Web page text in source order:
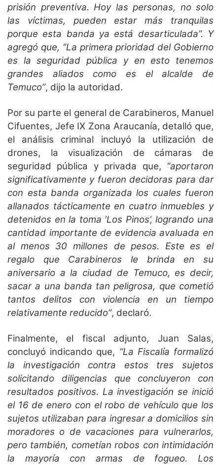
prisión preventiva. Hoy las personas, no solo
las víctimas, pueden estar más tranquilas
porque esta banda ya está desarticulada”. Y
agregó que, “La primera prioridad del Gobierno
es la seguridad pública y en esto tenemos
grandes aliados como es el alcalde de
Temuco”, dijo la autoridad.
Por su parte el general de Carabineros, Manuel
Cifuentes, Jefe IX Zona Araucanía, detalló que,
el análisis criminal incluyó la utilización de
drones, la visualización de cámaras de
seguridad pública y privada que, “aportaron
significativamente y fueron decidoras para dar
con esta banda organizada los cuales fueron
allanados tácticamente en cuatro inmuebles y
detenidos en la toma ‘Los Pinos’, logrando una
cantidad importante de evidencia avaluada en
al menos 30 millones de pesos. Este es el
regalo que Carabineros le brinda en su
aniversario a la ciudad de Temuco, es decir,
sacar a una banda tan peligrosa, que cometió
tantos delitos con violencia en un tiempo
relativamente reducido”, declaró.
Finalmente, el fiscal adjunto, Juan Salas,
concluyó indicando que, “La Fiscalía formalizó
la investigación contra estos tres sujetos
solicitando diligencias que concluyeron con
resultados positivos. La investigación se inició
el 16 de enero con el robo de vehículo que los
sujetos utilizaban para ingresar a domicilios sin
moradores o de vacaciones para vulnerarlos,
pero también, cometían robos con intimidación
la mayoría con armas de fogueo. Los